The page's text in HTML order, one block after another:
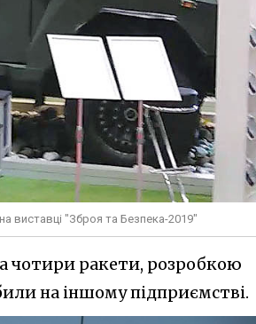
виставці "Зброя та Безпека-2019"
чотири ракети, розробкою
на іншому підприємстві.